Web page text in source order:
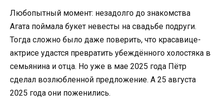
Любопытный момент: незадолго до знакомства
Агата поймала букет невесты на свадьбе подруги.
Тогда сложно было даже поверить, что красавице-
актрисе удастся превратить убеждённого холостяка в
семьянина и отца. Но уже в мае 2025 года Пётр
сделал возлюбленной предложение. А 25 августа
2025 года они поженились.